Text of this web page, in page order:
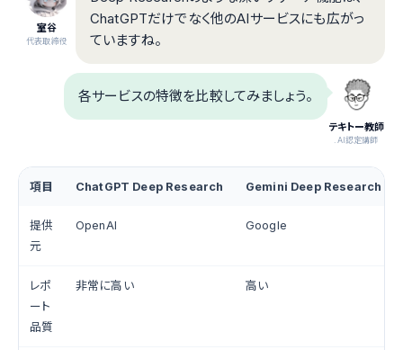
室谷
代表取締役
ChatGPTだけでなく他のAIサービスにも広がっ
ていますね。
テキトー教師
.AI認定講師
各サービスの特徴を比較してみましょう。
項目 ChatGPT Deep Research Gemini Deep Research
提供
元
OpenAI Google
レポ
ート
品質
非常に高い 高い